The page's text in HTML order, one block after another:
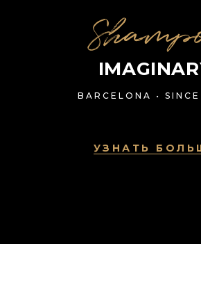
BARCELONA •
УЗНАТЬ